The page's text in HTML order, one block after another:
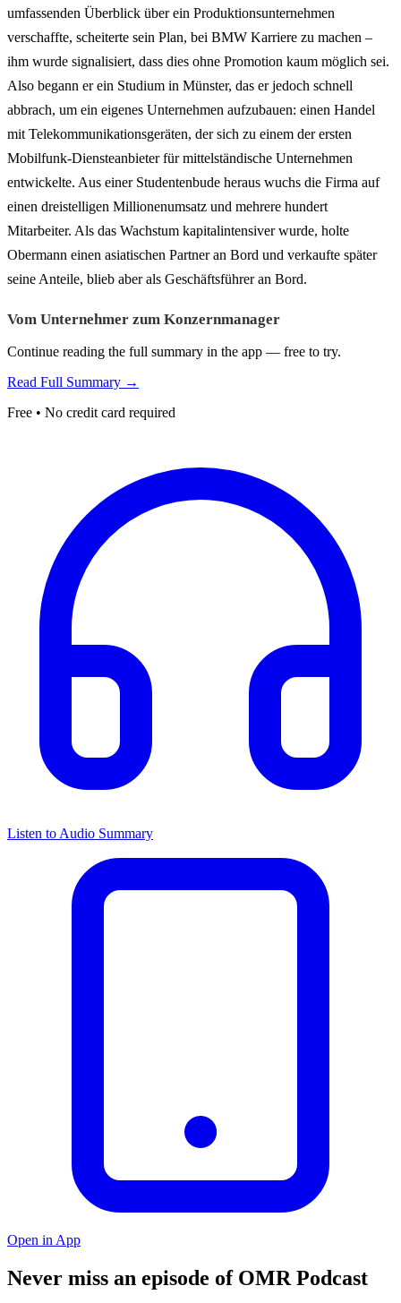
umfassenden Überblick über ein Produktionsunternehmen
verschaffte, scheiterte sein Plan, bei BMW Karriere zu machen –
ihm wurde signalisiert, dass dies ohne Promotion kaum möglich sei.
Also begann er ein Studium in Münster, das er jedoch schnell
abbrach, um ein eigenes Unternehmen aufzubauen: einen Handel
mit Telekommunikationsgeräten, der sich zu einem der ersten
Mobilfunk-Diensteanbieter für mittelständische Unternehmen
entwickelte. Aus einer Studentenbude heraus wuchs die Firma auf
einen dreistelligen Millionenumsatz und mehrere hundert
Mitarbeiter. Als das Wachstum kapitalintensiver wurde, holte
Obermann einen asiatischen Partner an Bord und verkaufte später
seine Anteile, blieb aber als Geschäftsführer an Bord.
Vom Unternehmer zum Konzernmanager
Continue reading the full summary in the app — free to try.
Read Full Summary →
Free • No credit card required
Listen to Audio Summary
Open in App
Never miss an episode of OMR Podcast